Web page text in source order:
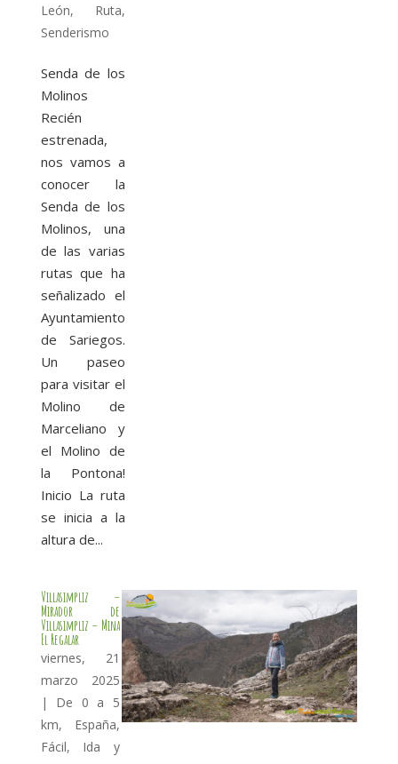
León, Ruta,
Senderismo
Senda de los
Molinos
Recién
estrenada,
nos vamos a
conocer la
Senda de los
Molinos, una
de las varias
rutas que ha
señalizado el
Ayuntamiento
de Sariegos.
Un paseo
para visitar el
Molino de
Marceliano y
el Molino de
la Pontona!
Inicio La ruta
se inicia a la
altura de...
Villasimpliz –
Mirador de
Villasimpliz – Mina
El Regalar
viernes, 21
marzo 2025
| De 0 a 5
km, España,
Fácil, Ida y